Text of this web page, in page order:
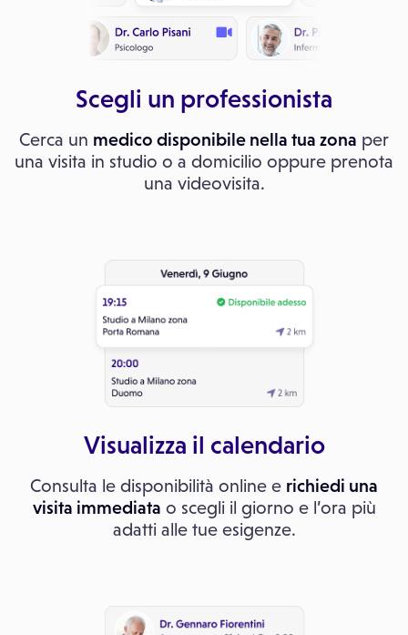
Scegli un professionista
Cerca un medico disponibile nella tua zona per
una visita in studio o a domicilio oppure prenota
una videovisita.
Visualizza il calendario
Consulta le disponibilità online e richiedi una
visita immediata o scegli il giorno e l’ora più
adatti alle tue esigenze.